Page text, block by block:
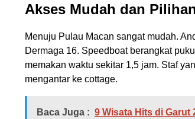
Akses Mudah dan
Menuju Pulau Macan sangat mudah.
Dermaga 16. Speedboat berangkat
memakan waktu sekitar 1,5 jam. Staf
mengantar ke cottage.
Baca Juga : 9 Wisata Hits di Garut